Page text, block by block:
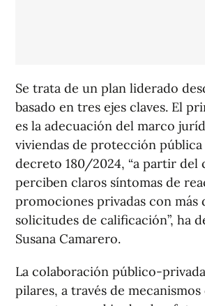
Se trata de un plan liderado
basado en tres ejes claves. El
es la adecuación del marco
viviendas de protección
decreto 180/2024, “a partir del
perciben claros síntomas de
promociones privadas con más
solicitudes de calificación”, ha
Susana Camarero.
La colaboración público-
pilares, a través de